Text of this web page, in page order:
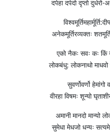
दर्पहा दर्पदो दृप्तो
अनेकमूर्तिरव्यक्तः
एको नैकः सवः कः
लोकबंधु: लोकनाथो
सुवर्णोवर्णो
वीरहा विषमः शून्यो
अमानी मानदो मान्यो
सुमेधा मेधजो धन्यः